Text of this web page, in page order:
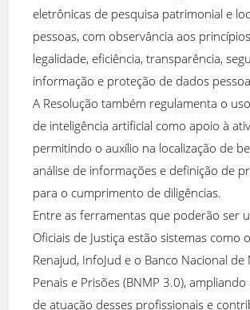
eletrônicas de pesquisa patrimonial e
pessoas, com observância aos
legalidade, eficiência, transparência,
informação e proteção de dados
A Resolução também regulamenta o
de inteligência artificial como apoio à
permitindo o auxílio na localização de
análise de informações e definição de
para o cumprimento de diligências.
Entre as ferramentas que poderão ser
Oficiais de Justiça estão sistemas como
Renajud, InfoJud e o Banco Nacional de
Penais e Prisões (BNMP 3.0),
de atuação desses profissionais e